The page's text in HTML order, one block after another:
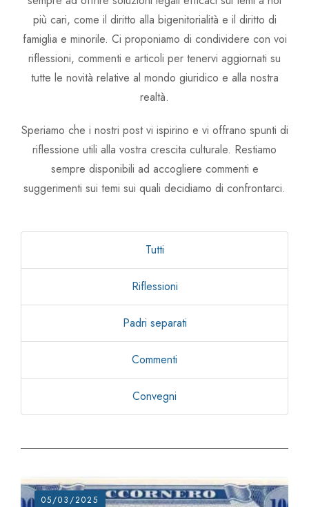
Avv. Linda Zullo
più cari, come il diritto alla bigenitorialità e il diritto di
famiglia e minorile. Ci proponiamo di condividere con voi
riflessioni, commenti e articoli per tenervi aggiornati su
tutte le novità relative al mondo giuridico e alla nostra
realtà.
Speriamo che i nostri post vi ispirino e vi offrano spunti di
riflessione utili alla vostra crescita culturale. Restiamo
sempre disponibili ad accogliere commenti e
suggerimenti sui temi sui quali decidiamo di confrontarci.
Tutti
Riflessioni
Padri separati
Commenti
Convegni
05/03/2025